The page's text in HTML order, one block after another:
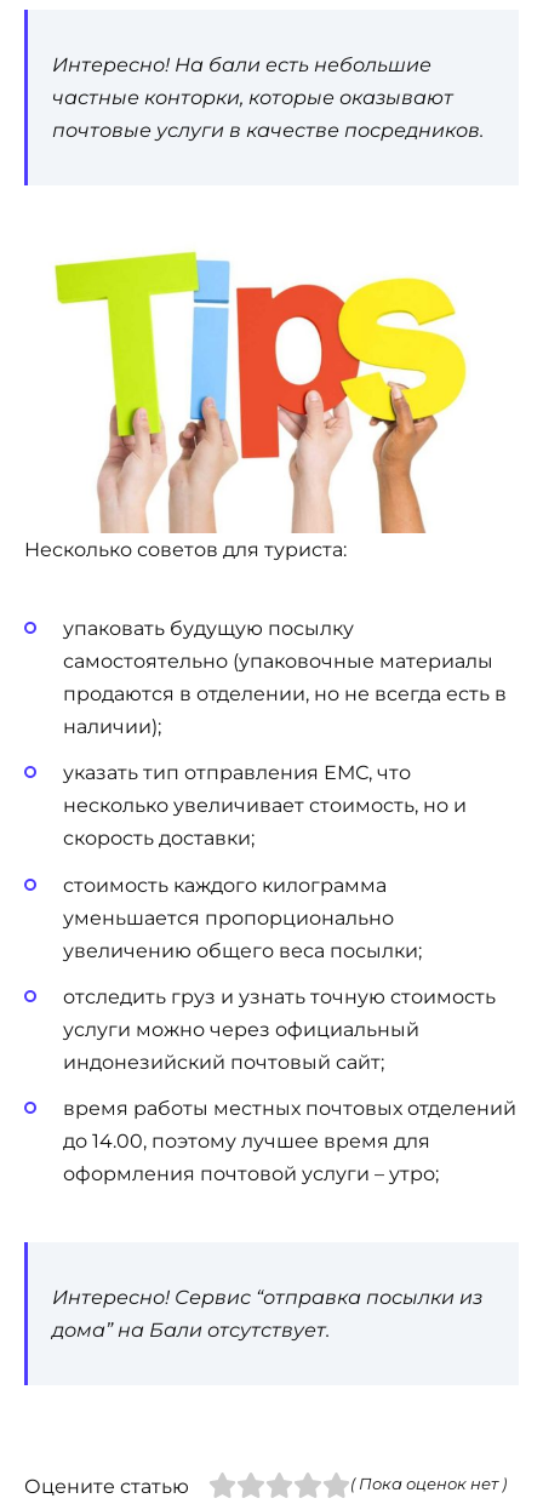
Интересно! На бали есть небольшие
частные конторки, которые оказывают
почтовые услуги в качестве посредников.
Несколько советов для туриста:
упаковать будущую посылку
самостоятельно (упаковочные материалы
продаются в отделении, но не всегда есть в
наличии);
указать тип отправления ЕМС, что
несколько увеличивает стоимость, но и
скорость доставки;
стоимость каждого килограмма
уменьшается пропорционально
увеличению общего веса посылки;
отследить груз и узнать точную стоимость
услуги можно через официальный
индонезийский почтовый сайт;
время работы местных почтовых отделений
до 14.00, поэтому лучшее время для
оформления почтовой услуги – утро;
Интересно! Сервис “отправка посылки из
дома” на Бали отсутствует.
Оцените статью ( Пока оценок нет )